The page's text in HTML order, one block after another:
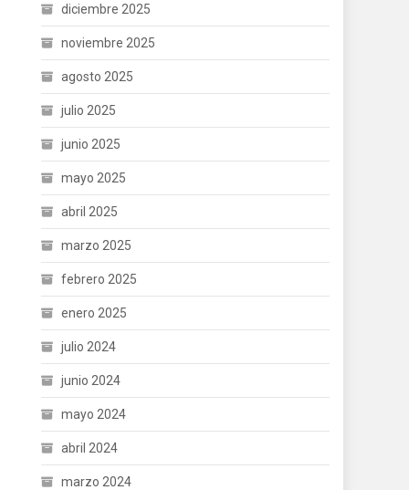
diciembre 2025
noviembre 2025
agosto 2025
julio 2025
junio 2025
mayo 2025
abril 2025
marzo 2025
febrero 2025
enero 2025
julio 2024
junio 2024
mayo 2024
abril 2024
marzo 2024